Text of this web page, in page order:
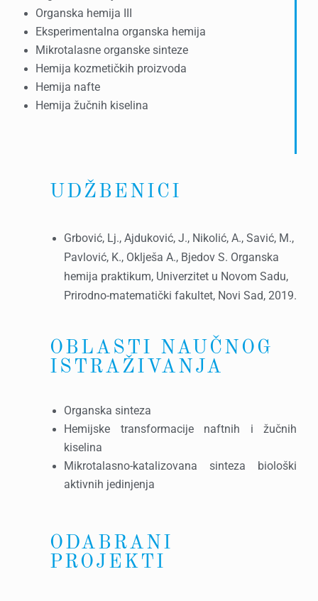
Organska hemija III
Eksperimentalna organska hemija
Mikrotalasne organske sinteze
Hemija kozmetičkih proizvoda
Hemija nafte
Hemija žučnih kiselina
UDŽBENICI
Grbović, Lj., Ajduković, J., Nikolić, A., Savić, M.,
Pavlović, K., Oklješa A., Bjedov S. Organska
hemija praktikum, Univerzitet u Novom Sadu,
Prirodno-matematički fakultet, Novi Sad, 2019.
OBLASTI NAUČNOG
ISTRAŽIVANJA
Organska sinteza
Hemijske transformacije naftnih i žučnih
kiselina
Mikrotalasno-katalizovana sinteza biološki
aktivnih jedinjenja
ODABRANI
PROJEKTI